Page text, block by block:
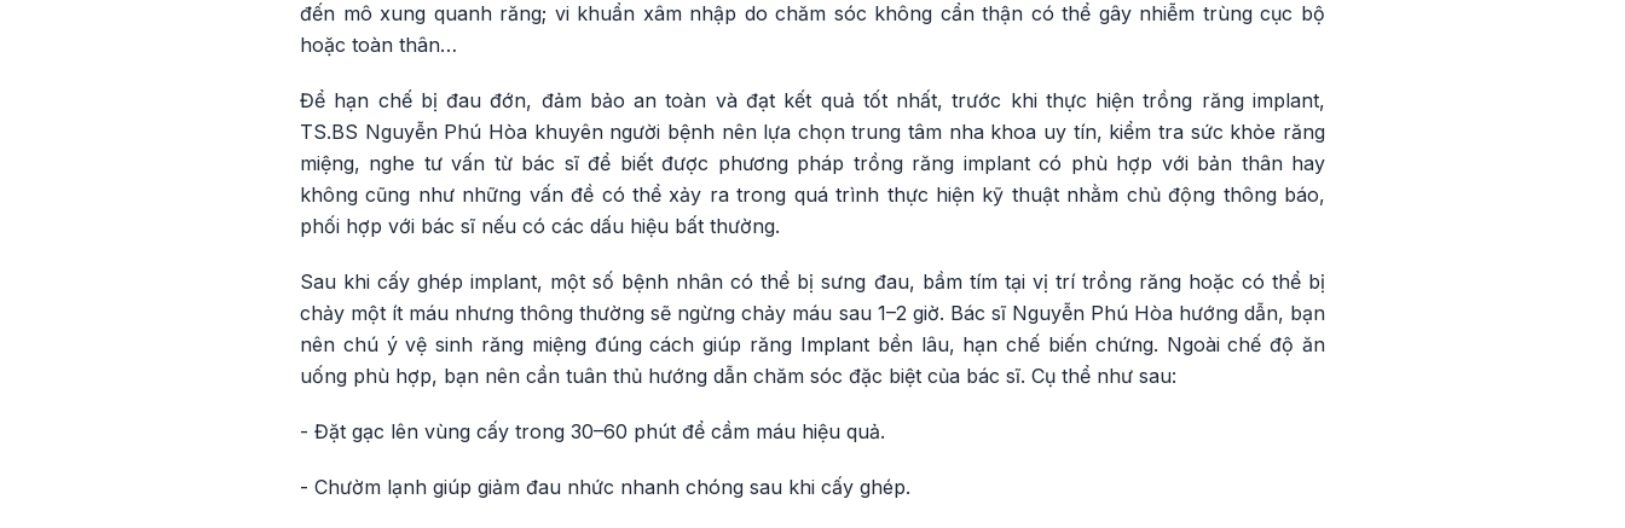
đến mô xung quanh răng; vi khuẩn xâm nhập do chăm sóc không cẩn thận có thể gây nhiễm trùng cục bộ
hoặc toàn thân…
Để hạn chế bị đau đớn, đảm bảo an toàn và đạt kết quả tốt nhất, trước khi thực hiện trồng răng implant,
TS.BS Nguyễn Phú Hòa khuyên người bệnh nên lựa chọn trung tâm nha khoa uy tín, kiểm tra sức khỏe răng
miệng, nghe tư vấn từ bác sĩ để biết được phương pháp trồng răng implant có phù hợp với bản thân hay
không cũng như những vấn đề có thể xảy ra trong quá trình thực hiện kỹ thuật nhằm chủ động thông báo,
phối hợp với bác sĩ nếu có các dấu hiệu bất thường.
Sau khi cấy ghép implant, một số bệnh nhân có thể bị sưng đau, bầm tím tại vị trí trồng răng hoặc có thể bị
chảy một ít máu nhưng thông thường sẽ ngừng chảy máu sau 1–2 giờ. Bác sĩ Nguyễn Phú Hòa hướng dẫn, bạn
nên chú ý vệ sinh răng miệng đúng cách giúp răng Implant bền lâu, hạn chế biến chứng. Ngoài chế độ ăn
uống phù hợp, bạn nên cần tuân thủ hướng dẫn chăm sóc đặc biệt của bác sĩ. Cụ thể như sau:
- Đặt gạc lên vùng cấy trong 30–60 phút để cầm máu hiệu quả.
- Chườm lạnh giúp giảm đau nhức nhanh chóng sau khi cấy ghép.